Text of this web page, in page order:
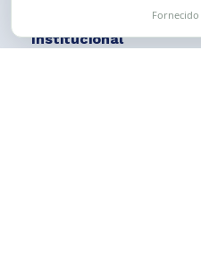
Institucional